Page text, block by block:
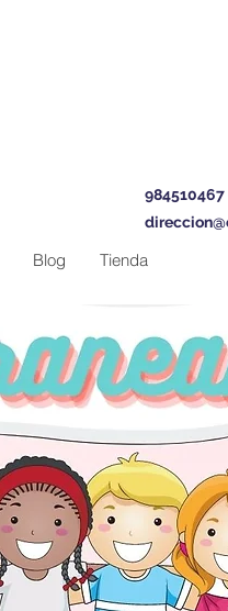
984510467
Blog Tienda